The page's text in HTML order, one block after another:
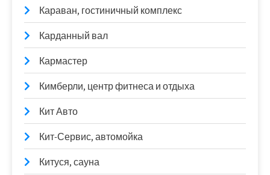
Караван, гостиничный комплекс
Карданный вал
Кармастер
Кимберли, центр фитнеса и отдыха
Кит Авто
Кит-Сервис, автомойка
Китуся, сауна